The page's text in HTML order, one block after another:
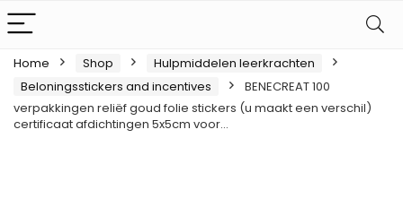
Home Shop
Hulpmiddelen leerkrachten
Beloningsstickers and incentives
BENECREAT 100
verpakkingen reliëf goud folie stickers (u maakt een verschil)
certificaat afdichtingen 5x5cm voor…